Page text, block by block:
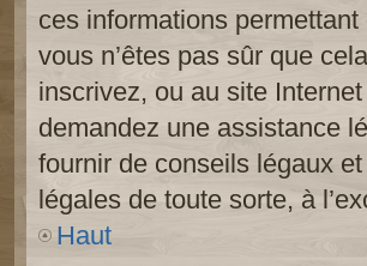
ces informations
vous n’êtes pas sûr que
inscrivez, ou au site
demandez une assistance
fournir de conseils légaux
légales de toute sorte, à
Haut